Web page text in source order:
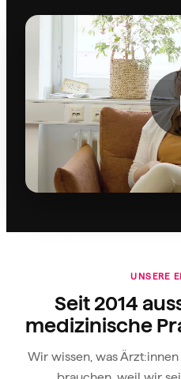
UNSERE
Seit 2014
medizinische
Wir wissen, was